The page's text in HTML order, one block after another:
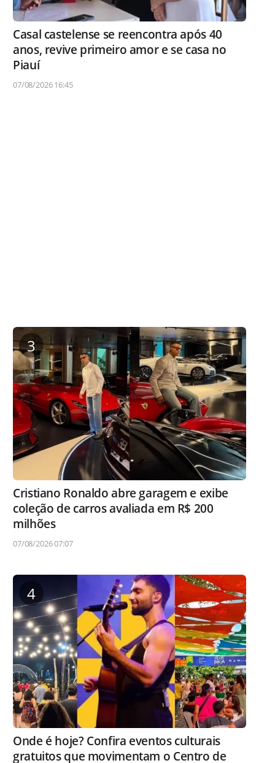
Casal castelense se reencontra após 40
anos, revive primeiro amor e se casa no
Piauí
07/08/2026 16:45
3
Cristiano Ronaldo abre garagem e exibe
coleção de carros avaliada em R$ 200
milhões
07/08/2026 07:07
4
Onde é hoje? Confira eventos culturais
gratuitos que movimentam o Centro de